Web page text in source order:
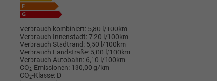
Verbrauch kombiniert: 5,80 l/100km
Verbrauch Innenstadt:7,20 l/100km
Verbrauch Stadtrand: 5,50 l/100km
Verbrauch Landstraße: 5,00 l/100km
Verbrauch Autobahn: 6,10 l/100km
CO2-Emissionen: 130,00 g/km
CO2-Klasse: D